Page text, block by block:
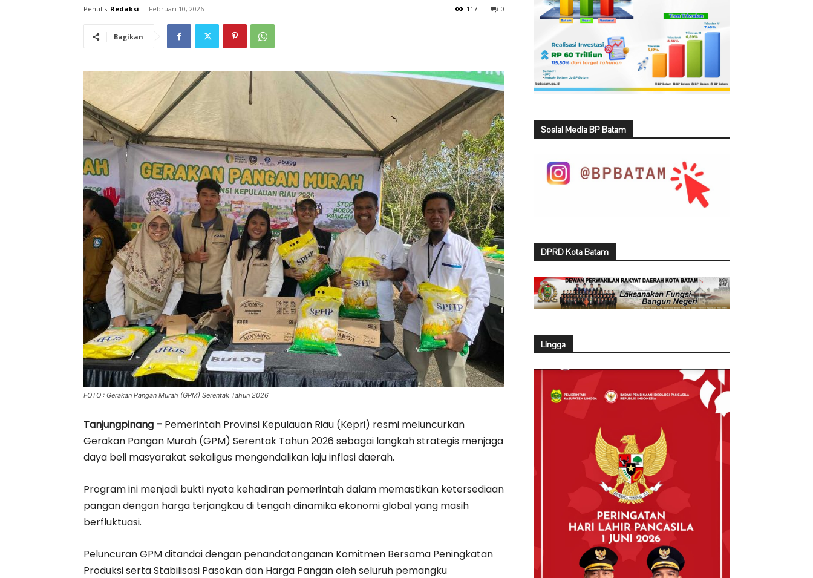
Penulis Redaksi - Februari 10, 2026 0
117
Bagikan
FOTO : Gerakan Pangan Murah (GPM) Serentak Tahun 2026
Tanjungpinang – Pemerintah Provinsi Kepulauan Riau (Kepri) resmi meluncurkan
Gerakan Pangan Murah (GPM) Serentak Tahun 2026 sebagai langkah strategis menjaga
daya beli masyarakat sekaligus mengendalikan laju inflasi daerah.
Program ini menjadi bukti nyata kehadiran pemerintah dalam memastikan ketersediaan
pangan dengan harga terjangkau di tengah dinamika ekonomi global yang masih
berfluktuasi.
Peluncuran GPM ditandai dengan penandatanganan Komitmen Bersama Peningkatan
Produksi serta Stabilisasi Pasokan dan Harga Pangan oleh seluruh pemangku
Sosial Media BP Batam
DPRD Kota Batam
Lingga